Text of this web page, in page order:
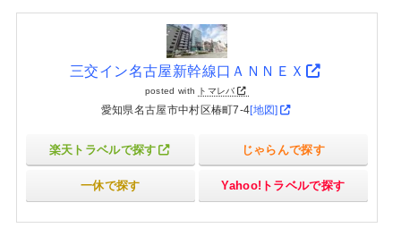
三交イン名古屋新幹線口ＡＮＮＥＸ
posted with トマレバ
愛知県名古屋市中村区椿町7-4[地図]
楽天トラベルで探す じゃらんで探す
一休で探す Yahoo!トラベルで探す